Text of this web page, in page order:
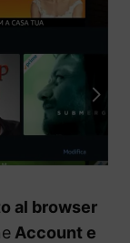
al browser
Account e